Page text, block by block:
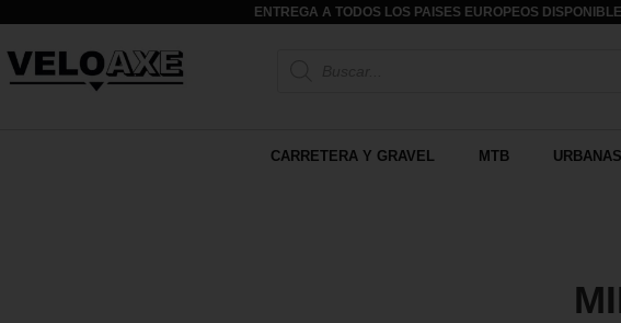
ENTREGA A TODOS LOS PAISES EUROPEOS
CARRETERA Y GRAVEL MTB URBANAS